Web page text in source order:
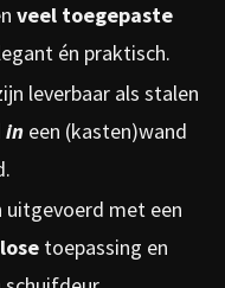
veel toegepaste
én praktisch.
leverbaar als stalen
in een (kasten)wand
uitgevoerd met een
toepassing en